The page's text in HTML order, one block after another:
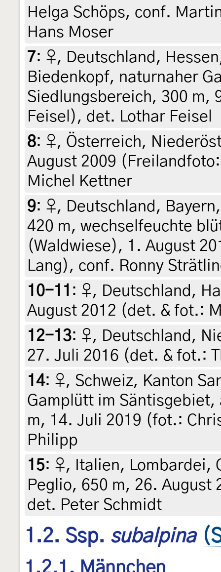
Helga Schöps, conf.
Hans Moser
7: ♀, Deutschland,
Biedenkopf, naturnaher
Siedlungsbereich, 300 m,
Feisel), det. Lothar Feisel
8: ♀, Österreich,
August 2009
Michel Kettner
9: ♀, Deutschland,
420 m, wechselfeuchte
(Waldwiese), 1. August
Lang), conf. Ronny
10-11 : ♀, Deutschland,
August 2012 (det. & fot.:
12-13: ♀, Deutschland,
27. Juli 2016 (det. & fot.:
14: ♀, Schweiz, Kanton
Gamplütt im
m, 14. Juli 2019 (fot.:
Philipp
15: ♀, Italien, Lombardei,
Peglio, 650 m, 26.
det. Peter Schmidt
1.2. Ssp. subalpina
1.2.1. Männchen